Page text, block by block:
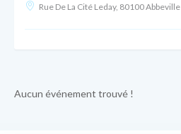
Rue De La Cité Leday, 80100 Abbeville
Aucun événement trouvé !